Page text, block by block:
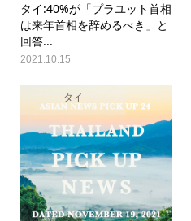
タイ:40%が「プラユット首相
は来年首相を辞めるべき」と
回答...
2021.10.15
タイ